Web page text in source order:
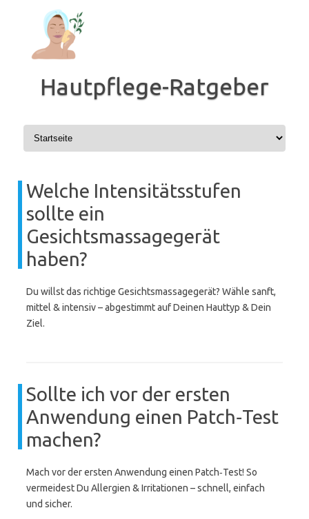
springen
Hautpflege-Ratgeber
Welche Intensitätsstufen
sollte ein
Gesichtsmassagegerät
haben?
Du willst das richtige Gesichtsmassagegerät? Wähle sanft,
mittel & intensiv – abgestimmt auf Deinen Hauttyp & Dein
Ziel.
Sollte ich vor der ersten
Anwendung einen Patch‑Test
machen?
Mach vor der ersten Anwendung einen Patch‑Test! So
vermeidest Du Allergien & Irritationen – schnell, einfach
und sicher.